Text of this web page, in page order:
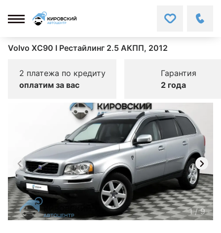
Volvo XC90 I Рестайлинг 2.5 АКПП, 2012
2 платежа по кредиту
оплатим за вас
Гарантия
2 года
1/9